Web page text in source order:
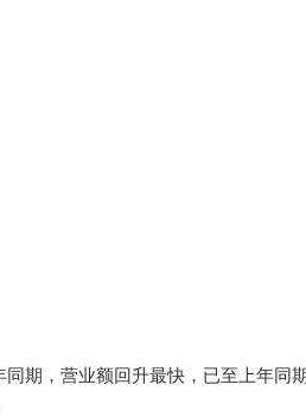
期，营业额回升最快，已至上年同